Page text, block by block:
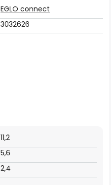
EGLO connect
3032626
5,6
11,2
2,4